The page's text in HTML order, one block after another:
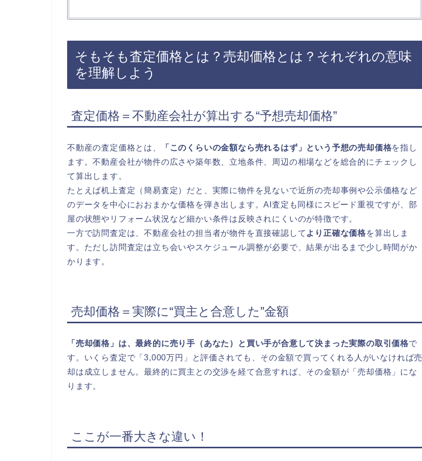
そもそも査定価格とは？売却価格とは？それぞれの意味
を理解しよう
査定価格＝不動産会社が算出する“予想売却価格”
不動産の査定価格とは、 「このくらいの金額なら売れるはず」という予想の売却価格を指し
ます。不動産会社が物件の広さや築年数、立地条件、周辺の相場などを総合的にチェックし
て算出します。
たとえば机上査定（簡易査定）だと、実際に物件を見ないで近所の売却事例や公示価格など
のデータを中心におおまかな価格を弾き出します。AI査定も同様にスピード重視ですが、部
屋の状態やリフォーム状況など細かい条件は反映されにくいのが特徴です。
一方で訪問査定は、不動産会社の担当者が物件を直接確認して より正確な価格を算出しま
す。ただし訪問査定は立ち会いやスケジュール調整が必要で、結果が出るまで少し時間がか
かります。
売却価格＝実際に“買主と合意した”金額
「売却価格」は、最終的に売り手（あなた）と買い手が合意して決まった実際の取引価格で
す。いくら査定で「3,000万円」と評価されても、その金額で買ってくれる人がいなければ売
却は成立しません。最終的に買主との交渉を経て合意すれば、その金額が「売却価格」にな
ります。
ここが一番大きな違い！